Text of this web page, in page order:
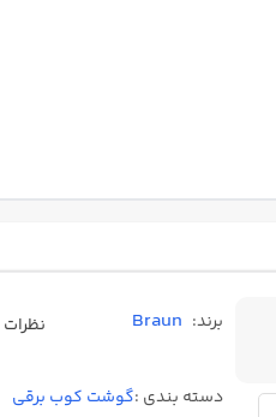
برند: Braun نظرات
دسته بندی :گوشت کوب برقی